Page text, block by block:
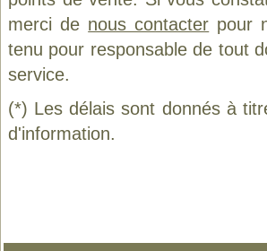
merci de nous contacter pour
tenu pour responsable de tout
service.
(*) Les délais sont donnés à
d'information.